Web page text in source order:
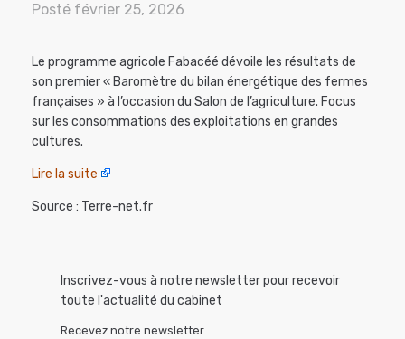
Posté février 25, 2026
Le programme agricole Fabacéé dévoile les résultats de
son premier « Baromètre du bilan énergétique des fermes
françaises » à l’occasion du Salon de l’agriculture. Focus
sur les consommations des exploitations en grandes
cultures.
Lire la suite
Source : Terre-net.fr
Inscrivez-vous à notre newsletter pour recevoir
toute l'actualité du cabinet
Recevez notre newsletter